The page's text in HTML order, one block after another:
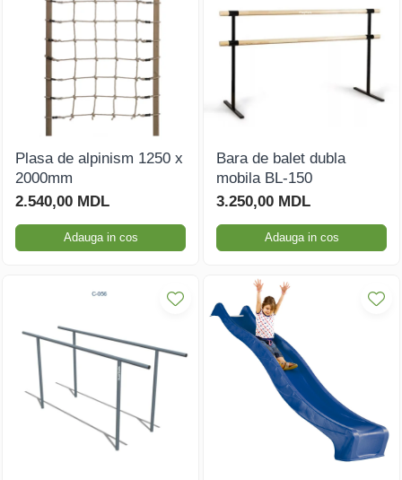
Plasa de alpinism 1250 x
2000mm
2.540,00 MDL
Adauga in cos
Bara de balet dubla
mobila BL-150
3.250,00 MDL
Adauga in cos